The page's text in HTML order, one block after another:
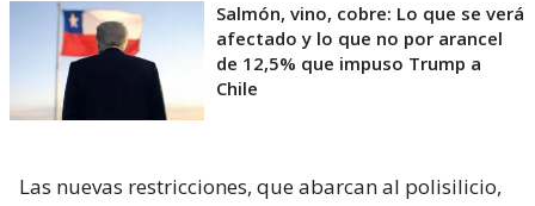
Salmón, vino, cobre: Lo que se verá
afectado y lo que no por arancel
de 12,5% que impuso Trump a
Chile
Las nuevas restricciones, que abarcan al polisilicio,